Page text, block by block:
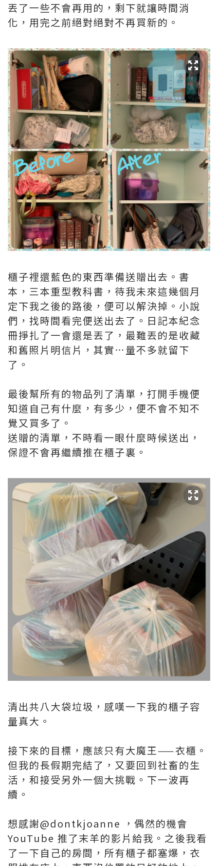
丟了一些不會再用的，剩下就讓時間消
化，用完之前絕對絕對不再買新的。
櫃子𥚃還藍色的東西準備送贈出去。書
本，三本重型教科書，待我未來這幾個月
定下我之後的路後，便可以解決掉。小說
們，找時間看完便送出去了。日記本紀念
冊掙扎了一會還是丟了，最難丟的是收藏
和舊照片明信片，其實⋯量不多就留下
了。
最後幫所有的物品列了清單，打開手機便
知道自己有什麼，有多少，便不會不知不
覺又買多了。
送贈的清單，不時看一眼什麼時候送出，
保證不會再繼續推在櫃子裏。
清出共八大袋垃圾，感嘆一下我的櫃子容
量真大。
接下來的目標，應該只有大魔王——衣櫃。
但我的長假期完結了，又要回到社畜的生
活，和接受另外一個大挑戰。下一波再
續。
想感謝@dontkjoanne ，偶然的機會
YouTube 推了末羊的影片給我。之後我看
了一下自己的房間，所有櫃子都塞爆，衣